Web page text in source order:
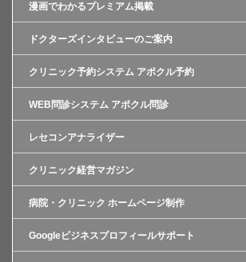
漫画でわかるプレミアム掲載
ドクターズインタビューのご案内
クリニック予約システム アポクル予約
WEB問診システム アポクル問診
レセコンアナライザー
クリニック経営マガジン
病院・クリニック ホームページ制作
Googleビジネスプロフィールサポート